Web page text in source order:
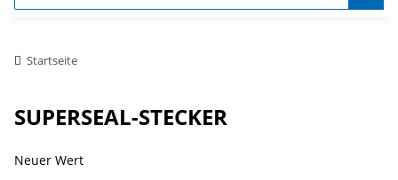
Startseite
SUPERSEAL-STECKER
Neuer Wert